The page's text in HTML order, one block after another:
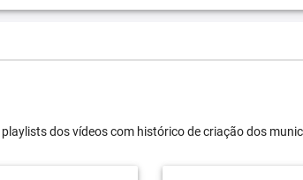
dos vídeos com histórico de criação dos